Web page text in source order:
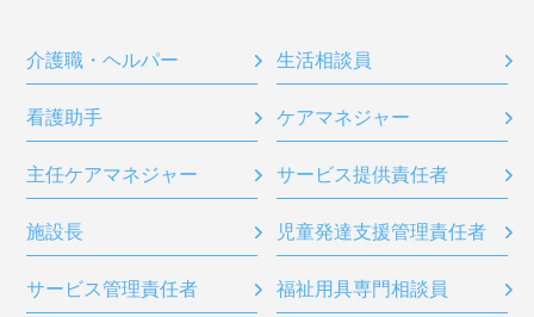
介護職・ヘルパー 生活相談員
看護助手 ケアマネジャー
主任ケアマネジャー サービス提供責任者
施設長 児童発達支援管理責任者
サービス管理責任者 福祉用具専門相談員